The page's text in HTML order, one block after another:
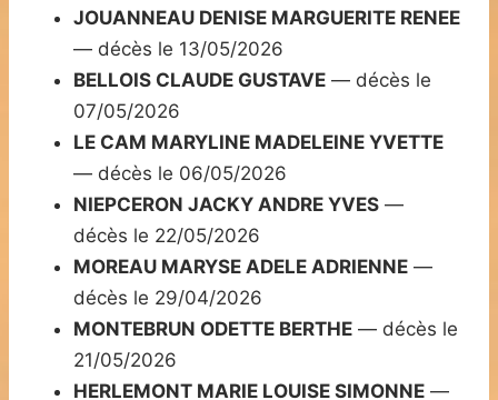
JOUANNEAU DENISE MARGUERITE RENEE
— décès le 13/05/2026
BELLOIS CLAUDE GUSTAVE — décès le
07/05/2026
LE CAM MARYLINE MADELEINE YVETTE
— décès le 06/05/2026
NIEPCERON JACKY ANDRE YVES —
décès le 22/05/2026
MOREAU MARYSE ADELE ADRIENNE —
décès le 29/04/2026
MONTEBRUN ODETTE BERTHE — décès le
21/05/2026
HERLEMONT MARIE LOUISE SIMONNE —